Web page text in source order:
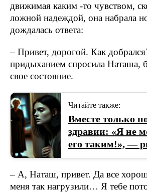
движимая каким -то чувством,
ложной надеждой, она набрала
дождалась ответа:
– Привет, дорогой. Как
придыханием спросила Наташа,
свое состояние.
Читайте также:
Вместе только
здравии: «Я не
его таким!», —
– А, Наташ, привет. Да все
меня так нагрузили… Я тебе